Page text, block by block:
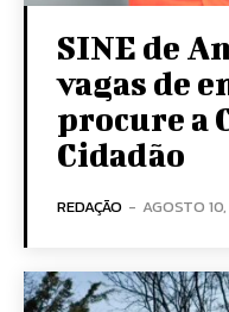
SINE de
vagas de
procure a
Cidadão
REDAÇÃO - AGOSTO